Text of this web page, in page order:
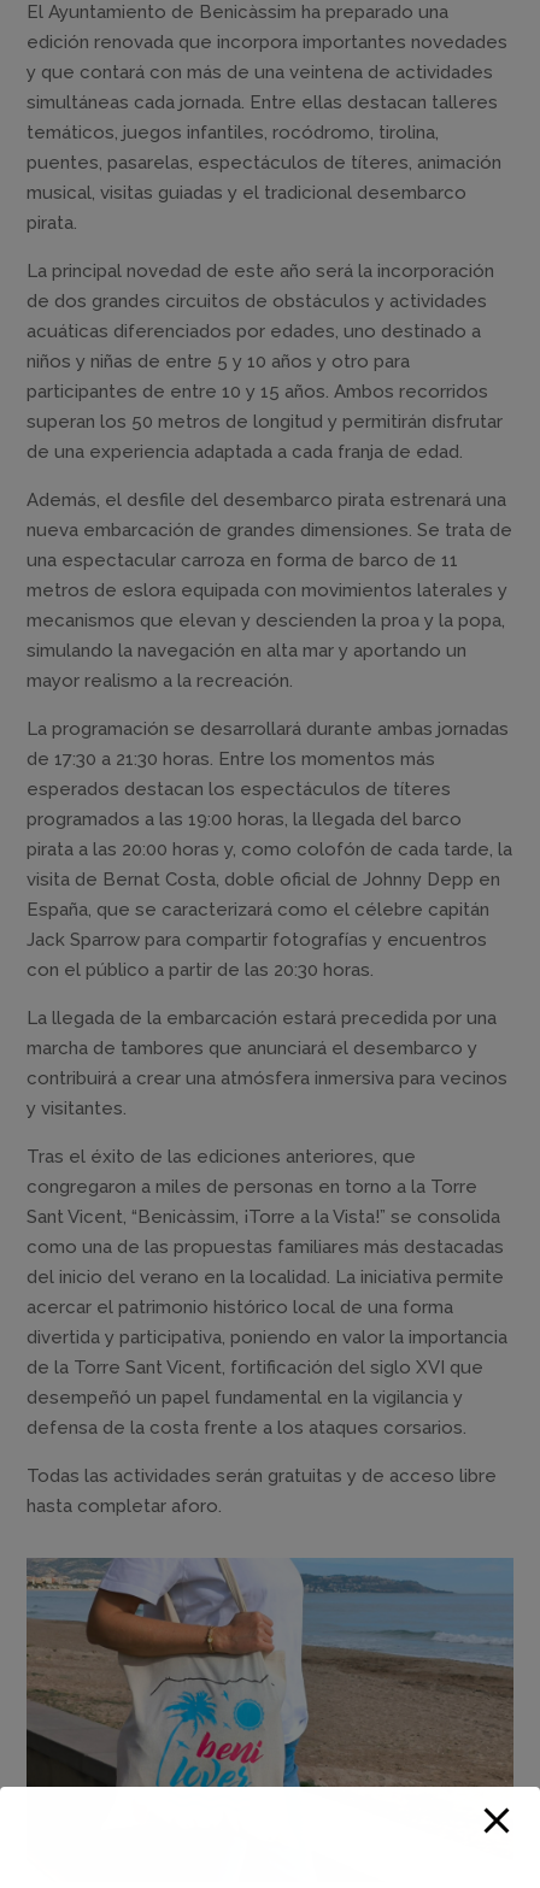
El Ayuntamiento de Benicàssim ha preparado una
edición renovada que incorpora importantes novedades
y que contará con más de una veintena de actividades
simultáneas cada jornada. Entre ellas destacan talleres
temáticos, juegos infantiles, rocódromo, tirolina,
puentes, pasarelas, espectáculos de títeres, animación
musical, visitas guiadas y el tradicional desembarco
pirata.
La principal novedad de este año será la incorporación
de dos grandes circuitos de obstáculos y actividades
acuáticas diferenciados por edades, uno destinado a
niños y niñas de entre 5 y 10 años y otro para
participantes de entre 10 y 15 años. Ambos recorridos
superan los 50 metros de longitud y permitirán disfrutar
de una experiencia adaptada a cada franja de edad.
Además, el desfile del desembarco pirata estrenará una
nueva embarcación de grandes dimensiones. Se trata de
una espectacular carroza en forma de barco de 11
metros de eslora equipada con movimientos laterales y
mecanismos que elevan y descienden la proa y la popa,
simulando la navegación en alta mar y aportando un
mayor realismo a la recreación.
La programación se desarrollará durante ambas jornadas
de 17:30 a 21:30 horas. Entre los momentos más
esperados destacan los espectáculos de títeres
programados a las 19:00 horas, la llegada del barco
pirata a las 20:00 horas y, como colofón de cada tarde, la
visita de Bernat Costa, doble oficial de Johnny Depp en
España, que se caracterizará como el célebre capitán
Jack Sparrow para compartir fotografías y encuentros
con el público a partir de las 20:30 horas.
La llegada de la embarcación estará precedida por una
marcha de tambores que anunciará el desembarco y
contribuirá a crear una atmósfera inmersiva para vecinos
y visitantes.
Tras el éxito de las ediciones anteriores, que
congregaron a miles de personas en torno a la Torre
Sant Vicent, “Benicàssim, ¡Torre a la Vista!” se consolida
como una de las propuestas familiares más destacadas
del inicio del verano en la localidad. La iniciativa permite
acercar el patrimonio histórico local de una forma
divertida y participativa, poniendo en valor la importancia
de la Torre Sant Vicent, fortificación del siglo XVI que
desempeñó un papel fundamental en la vigilancia y
defensa de la costa frente a los ataques corsarios.
Todas las actividades serán gratuitas y de acceso libre
hasta completar aforo.